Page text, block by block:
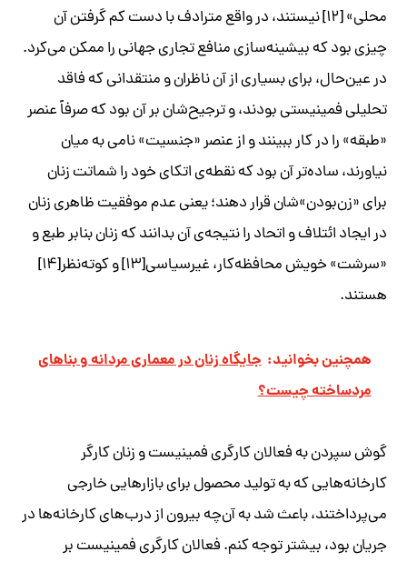
محلی» [۱۲] نیستند، در واقع مترادف با دست کم گرفتن آن
چیزی بود که بیشینه‌سازی منافع تجاری جهانی را ممکن می‌کرد.
در عین‌حال، برای بسیاری از آن ناظران و منتقدانی که فاقد
تحلیلی فمینیستی بودند، و ترجیح‌شان بر آن بود که صرفاً عنصر
«طبقه» را در کار ببینند و از عنصر «جنسیت» نامی به میان
نیاورند، ساده‌تر آن بود که نقطه‌ی اتکای خود را شماتت زنان
برای «زن‌بودن»شان قرار دهند؛ یعنی عدم موفقیت ظاهری زنان
در ایجاد ائتلاف و اتحاد را نتیجه‌ی آن بدانند که زنان بنابر طبع و
«سرشت» خویش محافظه‌کار، غیرسیاسی[۱۳] و کوته‌نظر[۱۴]
هستند.
همچنین بخوانید: جایگاه زنان در معماری مردانه و بناهای
مردساخته چیست؟
گوش سپردن به فعالان کارگری فمینیست و زنان کارگر
کارخانه‌هایی که به تولید محصول برای بازارهایی خارجی
می‌پرداختند، باعث شد به آن‌چه بیرون از درب‌های کارخانه‌ها در
جریان بود، بیشتر توجه کنم. فعالان کارگری فمینیست بر